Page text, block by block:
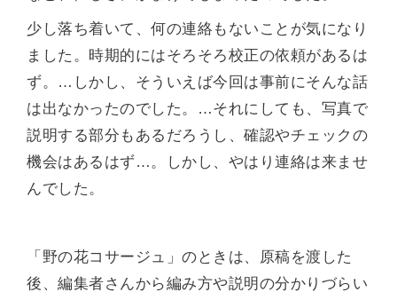
少し落ち着いて、何の連絡もないことが気になり
ました。時期的にはそろそろ校正の依頼があるは
ず。…しかし、そういえば今回は事前にそんな話
は出なかったのでした。…それにしても、写真で
説明する部分もあるだろうし、確認やチェックの
機会はあるはず…。しかし、やはり連絡は来ませ
んでした。
「野の花コサージュ」のときは、原稿を渡した
後、編集者さんから編み方や説明の分かりづらい